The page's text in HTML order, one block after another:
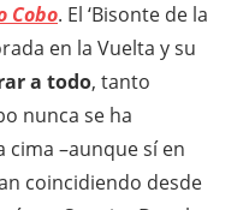
Cobo. El ‘Bisonte de la
en la Vuelta y su
a todo, tanto
nunca se ha
–aunque sí en
coincidiendo desde